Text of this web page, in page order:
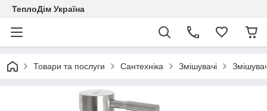
ТеплоДім Україна
Товари та послуги Сантехніка Змішувачі